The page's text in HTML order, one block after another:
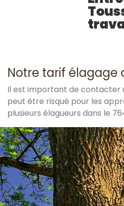
Notre tarif élagage
Il est important de contacter
peut être risqué pour les
plusieurs élagueurs dans le